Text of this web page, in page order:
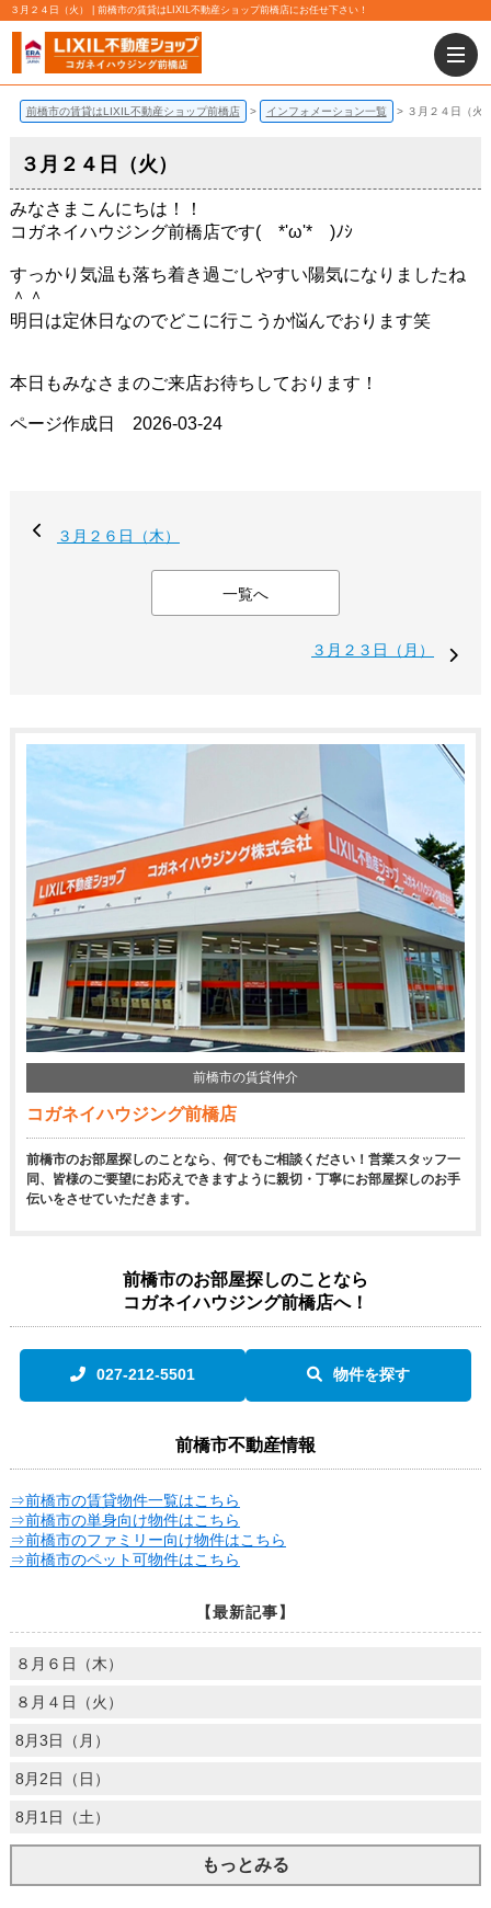
３月２４日（火） | 前橋市の賃貸はLIXIL不動産ショップ前橋店にお任せ下さい！
前橋市の賃貸はLIXIL不動産ショップ前橋店 インフォメーション一覧 ３月２４日（火
３月２４日（火）
みなさまこんにちは！！
コガネイハウジング前橋店です( *'ω'* )ﾉｼ
すっかり気温も落ち着き過ごしやすい陽気になりましたね
＾＾
明日は定休日なのでどこに行こうか悩んでおります笑
本日もみなさまのご来店お待ちしております！
ページ作成日 2026-03-24
３月２６日（木）
一覧へ
３月２３日（月）
前橋市の賃貸仲介
コガネイハウジング前橋店
前橋市のお部屋探しのことなら、何でもご相談ください！営業スタッフ一
同、皆様のご要望にお応えできますように親切・丁寧にお部屋探しのお手
伝いをさせていただきます。
前橋市のお部屋探しのことなら
コガネイハウジング前橋店へ！
027-212-5501 物件を探す
前橋市不動産情報
⇒前橋市の賃貸物件一覧はこちら
⇒前橋市の単身向け物件はこちら
⇒前橋市のファミリー向け物件はこちら
⇒前橋市のペット可物件はこちら
【最新記事】
８月６日（木）
８月４日（火）
8月3日（月）
8月2日（日）
8月1日（土）
もっとみる